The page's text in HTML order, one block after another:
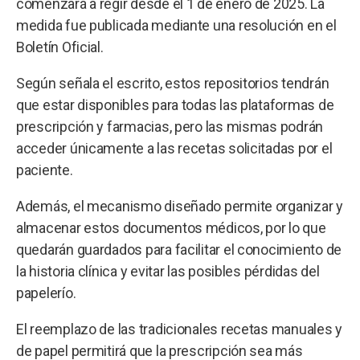
comenzará a regir desde el 1 de enero de 2025. La
medida fue publicada mediante una resolución en el
Boletín Oficial.
Según señala el escrito, estos repositorios tendrán
que estar disponibles para todas las plataformas de
prescripción y farmacias, pero las mismas podrán
acceder únicamente a las recetas solicitadas por el
paciente.
Además, el mecanismo diseñado permite organizar y
almacenar estos documentos médicos, por lo que
quedarán guardados para facilitar el conocimiento de
la historia clínica y evitar las posibles pérdidas del
papelerío.
El reemplazo de las tradicionales recetas manuales y
de papel permitirá que la prescripción sea más